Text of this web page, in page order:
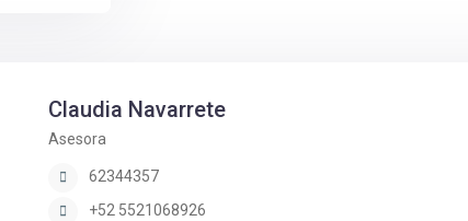
Claudia Navarrete
Asesora
62344357
+52 5521068926